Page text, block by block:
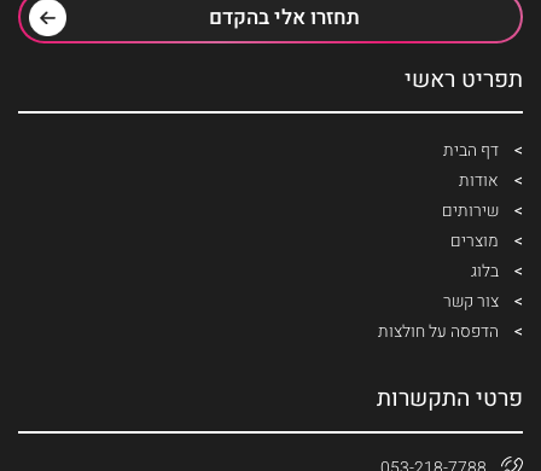
תחזרו אלי בהקדם
תפריט ראשי
דף הבית
אודות
שירותים
מוצרים
בלוג
צור קשר
הדפסה על חולצות
פרטי התקשרות